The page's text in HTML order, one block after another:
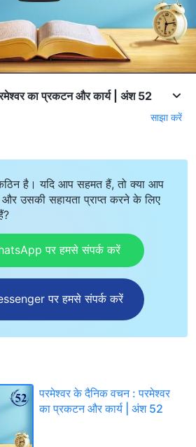
का प्रकटन और कार्य | अंश 52
साझा करें
है। यदि आप सहमत हैं, तो क्या आप
और उसकी सहायता प्राप्त करने के लिए
पर हमसे संपर्क करें
पर हमसे संपर्क करें
परमेश्वर के दैनिक वचन : परमेश्वर
का प्रकटन और कार्य | अंश 52